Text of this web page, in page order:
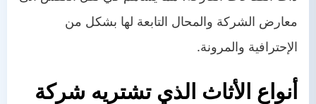
معارض الشركة والمحال التابعة لها بشكل من
الإحترافية والمرونة.
أنواع الأثاث الذي تشتريه شركة